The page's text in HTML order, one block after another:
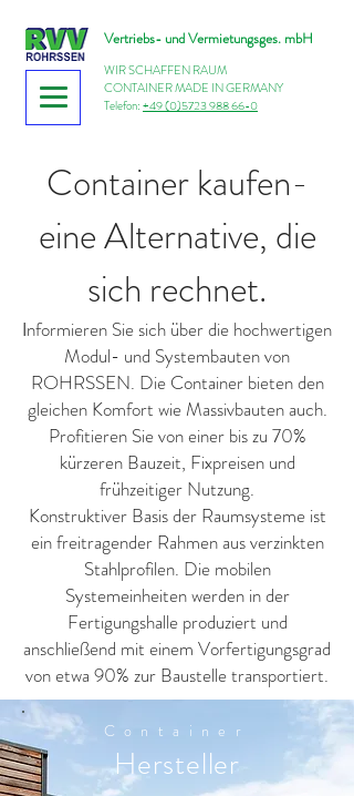
Vertriebs- und Vermietungsges. mbH
WIR SCHAFFEN RAUM
CONTAINER MADE IN GERMANY
Telefon:+49 (0)5723 988 66-0
Container kaufen-
eine Alternative, die
sich rechnet.
Informieren Sie sich über die hochwertigen
Modul- und Systembauten von
ROHRSSEN. Die Container bieten den
gleichen Komfort wie Massivbauten auch.
Profitieren Sie von einer bis zu 70%
kürzeren Bauzeit, Fixpreisen und
frühzeitiger Nutzung.
Konstruktiver Basis der Raumsysteme ist
ein freitragender Rahmen aus verzinkten
Stahlprofilen. Die mobilen
Systemeinheiten werden in der
Fertigungshalle produziert und
anschließend mit einem Vorfertigungsgrad
von etwa 90% zur Baustelle transportiert.
Container
Hersteller